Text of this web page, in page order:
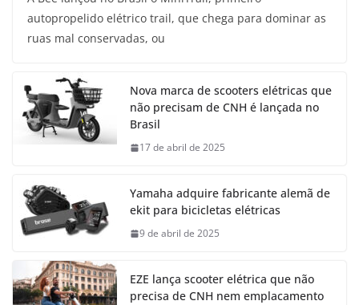
autopropelido elétrico trail, que chega para dominar as
ruas mal conservadas, ou
Nova marca de scooters elétricas que
não precisam de CNH é lançada no
Brasil
17 de abril de 2025
Yamaha adquire fabricante alemã de
ekit para bicicletas elétricas
9 de abril de 2025
EZE lança scooter elétrica que não
precisa de CNH nem emplacamento